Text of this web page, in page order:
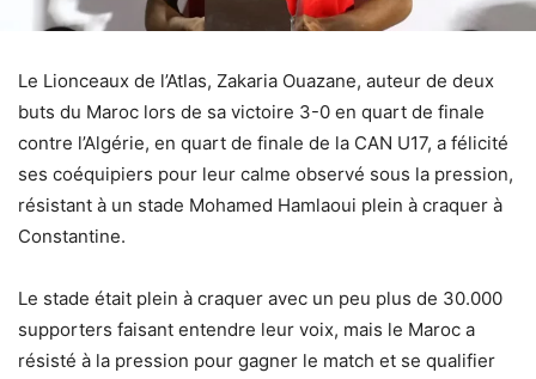
Le Lionceaux de l’Atlas, Zakaria Ouazane, auteur de deux
buts du Maroc lors de sa victoire 3-0 en quart de finale
contre l’Algérie, en quart de finale de la CAN U17, a félicité
ses coéquipiers pour leur calme observé sous la pression,
résistant à un stade Mohamed Hamlaoui plein à craquer à
Constantine.
Le stade était plein à craquer avec un peu plus de 30.000
supporters faisant entendre leur voix, mais le Maroc a
résisté à la pression pour gagner le match et se qualifier